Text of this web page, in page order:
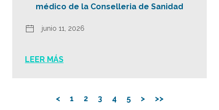
médico de la Conselleria de Sanidad
junio 11, 2026
LEER MÁS
< 1 2 3 4 5 > >>